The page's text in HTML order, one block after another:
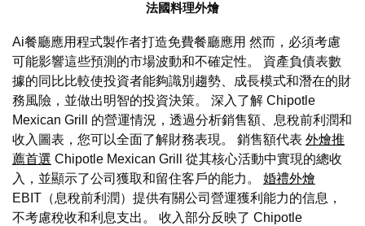
法國料理外燴
Ai餐廳應用程式製作者打造免費餐廳應用 然而，必須考慮
可能影響這些預測的市場波動和不確定性。 資產負債表數
據的同比比較使投資者能夠識別趨勢、成長模式和潛在的財
務風險，並做出明智的投資決策。 深入了解 Chipotle
Mexican Grill 的營運情況，透過分析銷售額、息稅前利潤和
收入圖表，您可以全面了解財務表現。 銷售額代表 外燴推
薦首選 Chipotle Mexican Grill 從其核心活動中實現的總收
入，並顯示了公司獲取和留住客戶的能力。 婚禮外燴
EBIT（息稅前利潤）提供有關公司營運獲利能力的信息，
不考慮稅收和利息支出。 收入部分反映了 Chipotle